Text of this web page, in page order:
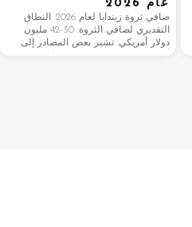
عام 2026
صافي ثروة زيندايا لعام 2026: النطاق
التقديري لصافي الثروة: 30-42 مليون
دولار أمريكي. تشير بعض المصادر إلى